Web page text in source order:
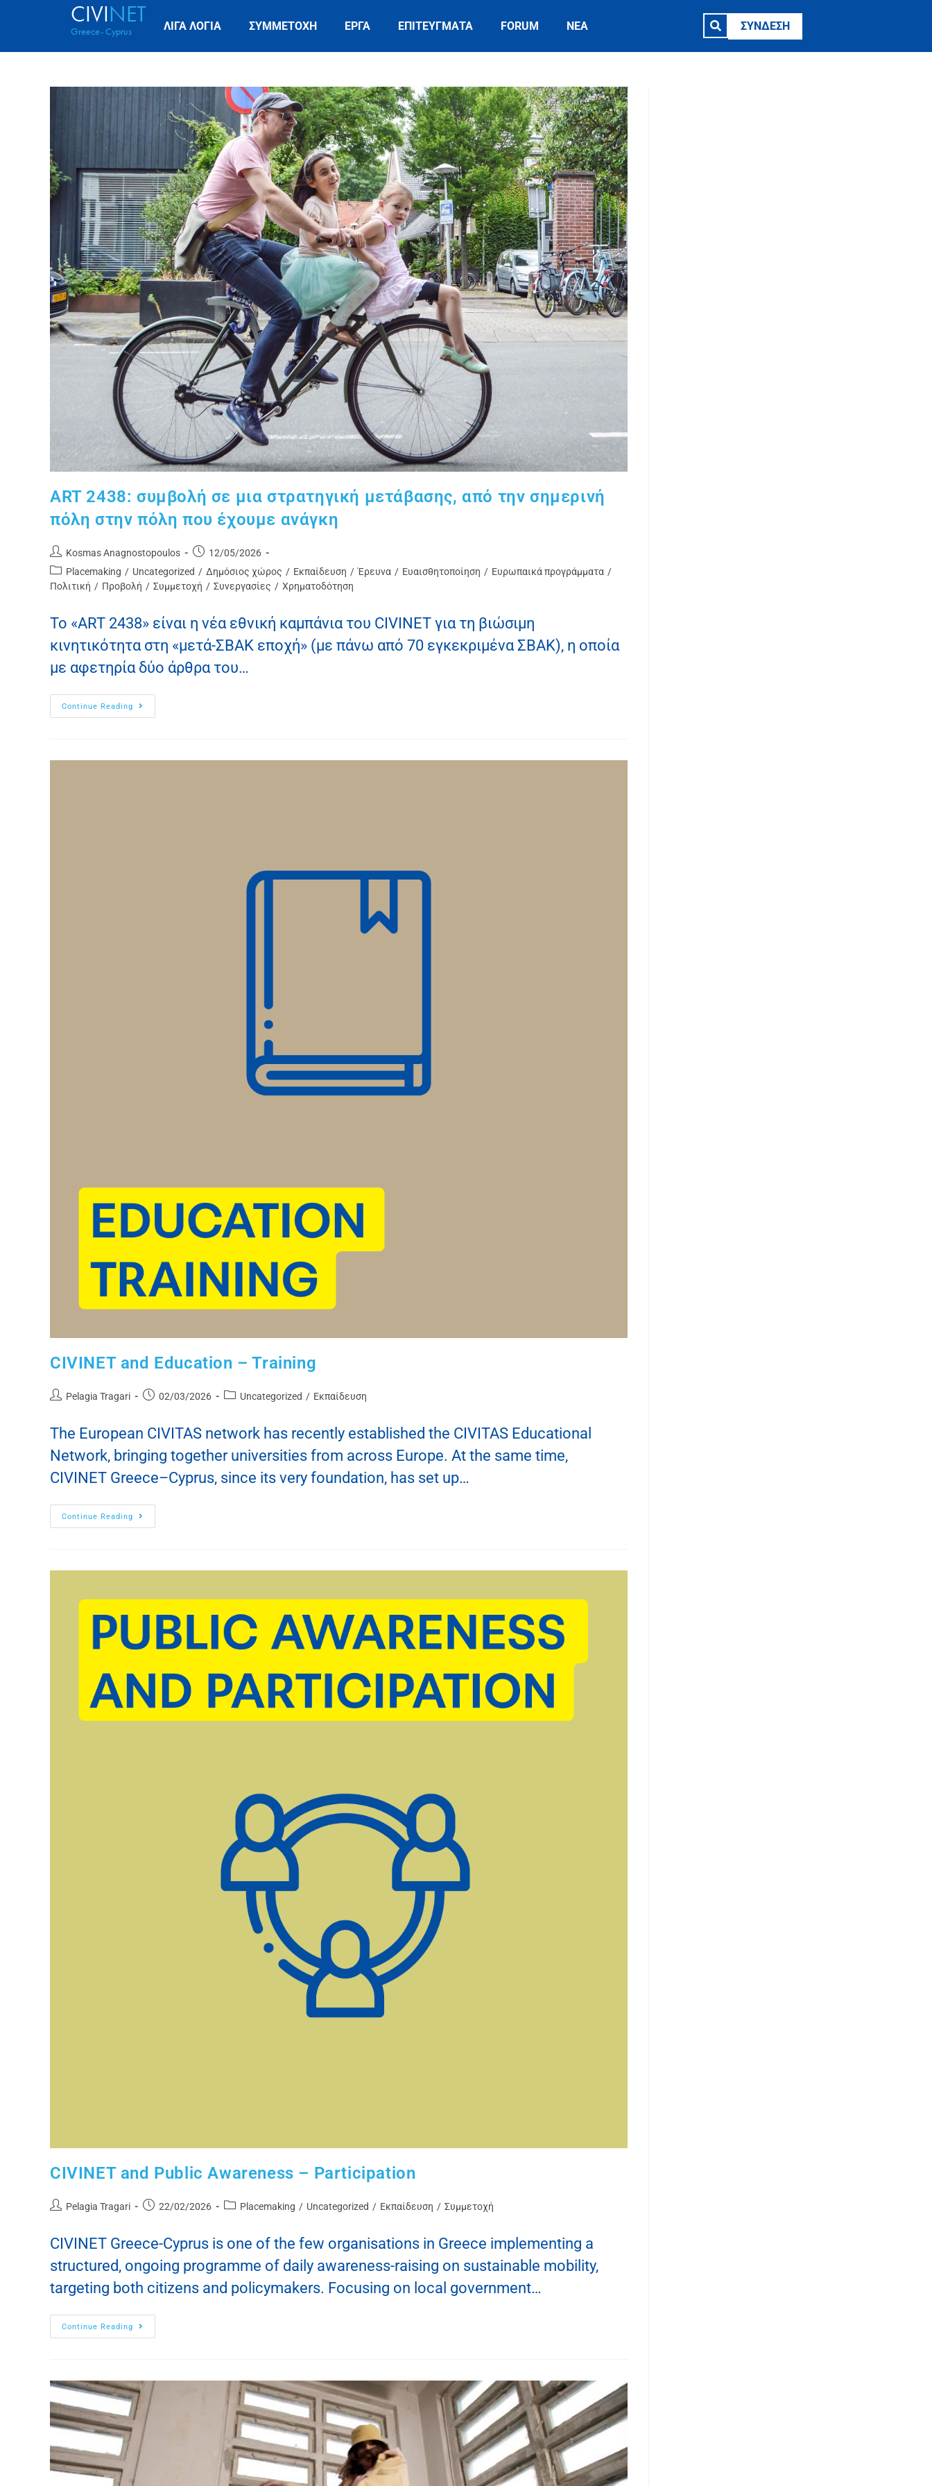
CIVINET
Greece- Cyprus ΛΙΓΑ ΛΟΓΙΑ ΣΥΜΜΕΤΟΧΗ ΕΡΓΑ ΕΠΙΤΕΥΓΜΑΤΑ FORUM ΝΕΑ ΣΥΝΔΕΣΗ
ART 2438: συμβολή σε μια στρατηγική μετάβασης, από την σημερινή
πόλη στην πόλη που έχουμε ανάγκη
Kosmas Anagnostopoulos
12/05/2026
Placemaking / Uncategorized / Δημόσιος χώρος / Εκπαίδευση / Έρευνα / Ευαισθητοποίηση / Ευρωπαικά προγράμματα /
Πολιτική / Προβολή / Συμμετοχή / Συνεργασίες / Χρηματοδότηση
To «ART 2438» είναι η νέα εθνική καμπάνια του CIVINET για τη βιώσιμη
κινητικότητα στη «μετά-ΣΒΑΚ εποχή» (με πάνω από 70 εγκεκριμένα ΣΒΑΚ), η οποία
με αφετηρία δύο άρθρα του…
Continue Reading
CIVINET and Education – Training
Pelagia Tragari 02/03/2026 Uncategorized / Εκπαίδευση
The European CIVITAS network has recently established the CIVITAS Educational
Network, bringing together universities from across Europe. At the same time,
CIVINET Greece–Cyprus, since its very foundation, has set up…
Continue Reading
CIVINET and Public Awareness – Participation
Pelagia Tragari 22/02/2026 Placemaking / Uncategorized / Εκπαίδευση / Συμμετοχή
CIVINET Greece-Cyprus is one of the few organisations in Greece implementing a
structured, ongoing programme of daily awareness-raising on sustainable mobility,
targeting both citizens and policymakers. Focusing on local government…
Continue Reading